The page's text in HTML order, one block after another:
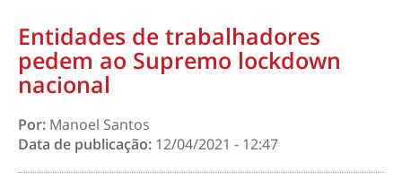
Entidades de trabalhadores
pedem ao Supremo lockdown
nacional
Por: Manoel Santos
Data de publicação: 12/04/2021 - 12:47